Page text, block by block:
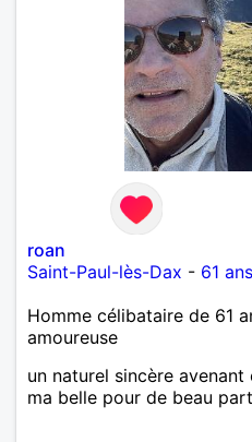
roan
Saint-Paul-lès-Dax - 61 ans
Homme célibataire de 61
amoureuse
un naturel sincère
ma belle pour de beau